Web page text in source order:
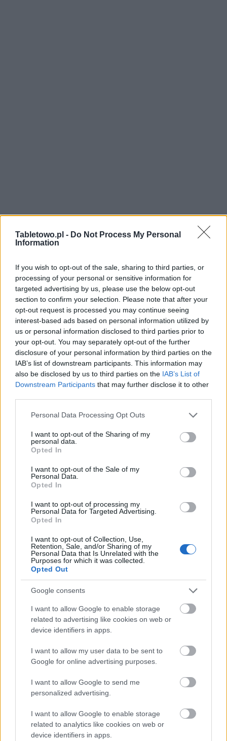
Tabletowo.pl - Do Not Process My Personal
Information
If you wish to opt-out of the sale, sharing to third parties, or
processing of your personal or sensitive information for
targeted advertising by us, please use the below opt-out
section to confirm your selection. Please note that after your
opt-out request is processed you may continue seeing
interest-based ads based on personal information utilized by
us or personal information disclosed to third parties prior to
your opt-out. You may separately opt-out of the further
disclosure of your personal information by third parties on the
IAB’s list of downstream participants. This information may
also be disclosed by us to third parties on the IAB’s List of
Downstream Participants that may further disclose it to other
Please note that this website/app uses one or more Google
not limited to your visit or usage behaviour. You may click to
grant or deny consent to Google and its third-party tags to
use your data for below specified purposes in below Google
consent section.
Personal Data Processing Opt Outs
I want to opt-out of the Sharing of my
personal data.
Opted In
I want to opt-out of the Sale of my
Personal Data.
Opted In
I want to opt-out of processing my
Personal Data for Targeted Advertising.
Opted In
I want to opt-out of Collection, Use,
Retention, Sale, and/or Sharing of my
Personal Data that Is Unrelated with the
Purposes for which it was collected.
Opted Out
Google consents
I want to allow Google to enable storage
related to advertising like cookies on web or
device identifiers in apps.
I want to allow my user data to be sent to
Google for online advertising purposes.
I want to allow Google to send me
personalized advertising.
I want to allow Google to enable storage
related to analytics like cookies on web or
device identifiers in apps.